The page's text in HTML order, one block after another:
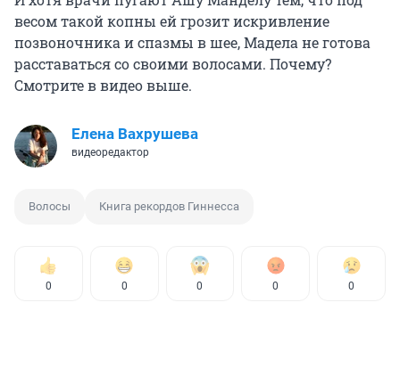
весом такой копны ей грозит искривление
позвоночника и спазмы в шее, Мадела не готова
расставаться со своими волосами. Почему?
Смотрите в видео выше.
Елена Вахрушева
видеоредактор
Волосы Книга рекордов Гиннесса
0 0 0 0 0